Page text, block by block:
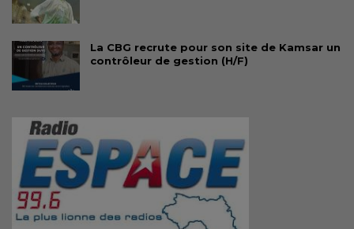
La CBG recrute pour son site de Kamsar un
contrôleur de gestion (H/F)